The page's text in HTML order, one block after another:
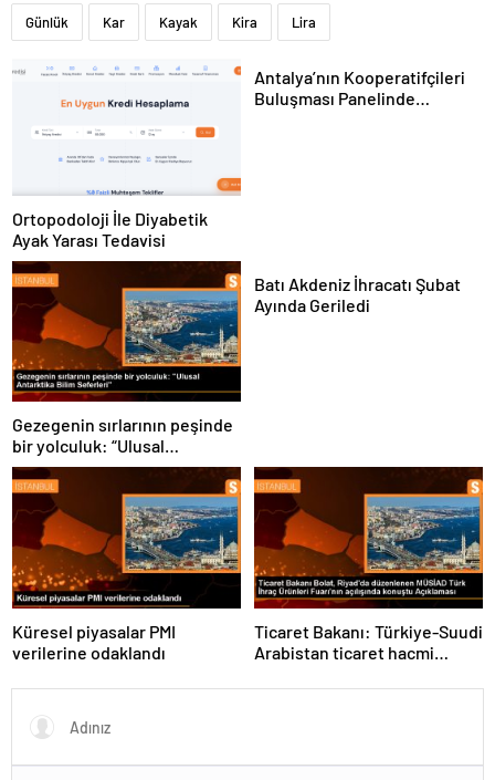
Günlük Kar Kayak Kira Lira
Ortopodoloji İle Diyabetik
Ayak Yarası Tedavisi
Antalya’nın Kooperatifçileri
Buluşması Panelinde
Gezegenin sırlarının peşinde
bir yolculuk: “Ulusal
Antarktika Bilim Seferleri”
Batı Akdeniz İhracatı Şubat
Ayında Geriledi
Küresel piyasalar PMI
verilerine odaklandı
Ticaret Bakanı: Türkiye-Suudi
Arabistan ticaret hacmi